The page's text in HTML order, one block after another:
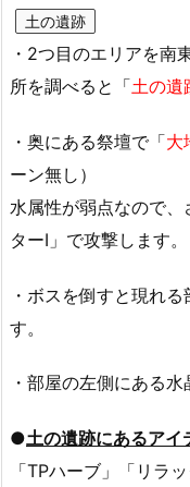
土の遺跡
・2つ目のエリアを南
所を調べると「土の遺
・奥にある祭壇で「大
ーン無し）
水属性が弱点なので
ターⅠ」で攻撃します。
・ボスを倒すと現れ
す。
・部屋の左側にある水
●土の遺跡にあるアイ
「TPハーブ」「リラ